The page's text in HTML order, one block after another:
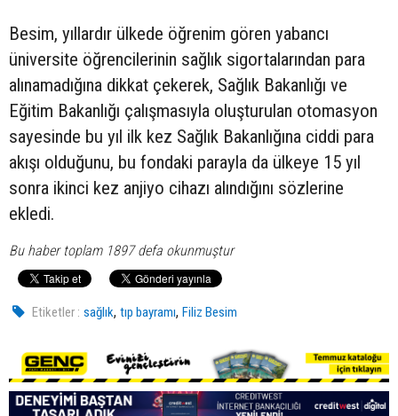
Besim, yıllardır ülkede öğrenim gören yabancı
üniversite öğrencilerinin sağlık sigortalarından para
alınamadığına dikkat çekerek, Sağlık Bakanlığı ve
Eğitim Bakanlığı çalışmasıyla oluşturulan otomasyon
sayesinde bu yıl ilk kez Sağlık Bakanlığına ciddi para
akışı olduğunu, bu fondaki parayla da ülkeye 15 yıl
sonra ikinci kez anjiyo cihazı alındığını sözlerine
ekledi.
Bu haber toplam 1897 defa okunmuştur
Etiketler : sağlık,tıp bayramı,Filiz Besim